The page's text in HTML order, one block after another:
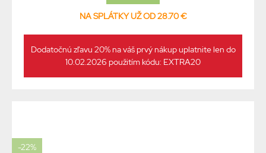
NA SPLÁTKY UŽ OD 28.70 €
Dodatočnú zľavu 20% na váš prvý nákup uplatnite len do
10.02.2026 použitím kódu: EXTRA20
-22%